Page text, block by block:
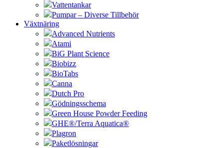
Vattentankar
Pumpar – Diverse Tillbehör
Växtnäring
Advanced Nutrients
Atami
BiG Plant Science
Biobizz
BioTabs
Canna
Dutch Pro
Gödningsschema
Green House Powder Feeding
GHE®/Terra Aquatica®
Plagron
Paketlösningar